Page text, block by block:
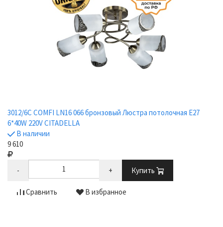
3012/6C COMFI LN16 066 бронзовый Люстра потолочная E27
6*40W 220V CITADELLA
В наличии
9 610
- + Купить
Сравнить В избранное